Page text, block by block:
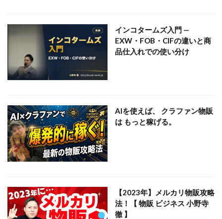
インコタームズ入門 —
EXW・FOB・CIFの違いと商
品仕入れでの使い分け
AIを使えば、 クラファン物販
は もっと稼げる。
【2023年】メルカリ物販攻略
法！【 物販 ビジネス 小野寺
徹 】